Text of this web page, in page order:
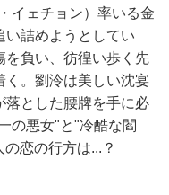
イェチョン）率いる金
い詰めようとしてい
を負い、彷徨い歩く先
く。劉泠は美しい沈宴
落とした腰牌を手に必
の悪女"と"冷酷な閻
恋の行方は...？